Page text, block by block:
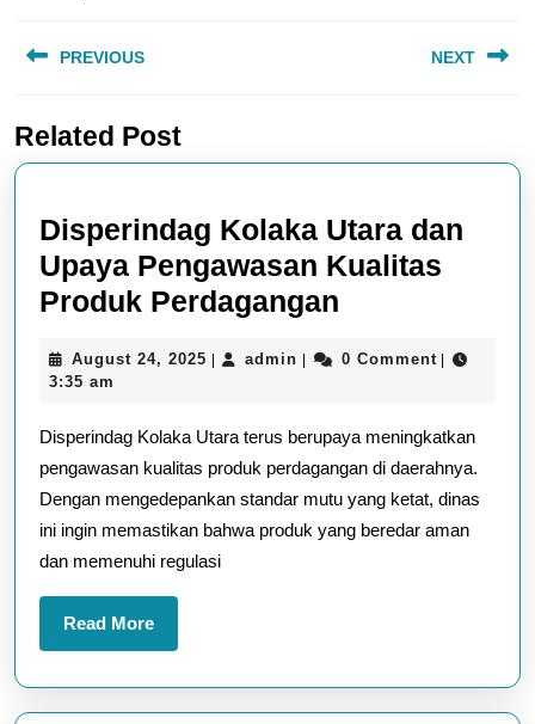
navigation
PREVIOUS
post:
NEXT
Related Post
Disperindag Kolaka Utara dan
Upaya Pengawasan Kualitas
Produk Perdagangan
Utara
Upaya
Pengawasan
Kualitas
Produk
August 24, 2025 August
| admin admin
| 0 Comment |
3:35 am
Disperindag Kolaka Utara terus berupaya meningkatkan
pengawasan kualitas produk perdagangan di daerahnya.
Dengan mengedepankan standar mutu yang ketat, dinas
ini ingin memastikan bahwa produk yang beredar aman
dan memenuhi regulasi
Read MoreRead
More